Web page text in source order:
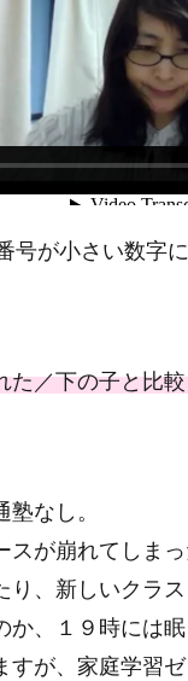
が小さい数字
た／下の子と比
なし。
が崩れてしまっ
り、新しいクラ
、１９時には眠
が、家庭学習ゼ